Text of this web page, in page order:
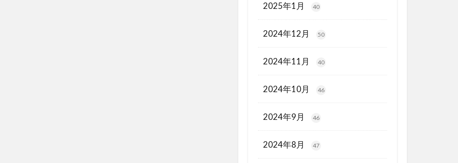
2025年1月 40
2024年12月 50
2024年11月 40
2024年10月 46
2024年9月 46
2024年8月 47